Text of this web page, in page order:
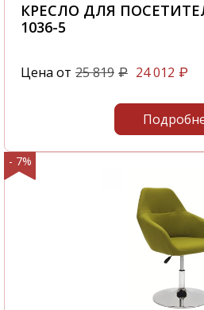
КРЕСЛО ДЛЯ
1036-5
Цена от 25 819 ₽ 24 012 ₽
- 7%